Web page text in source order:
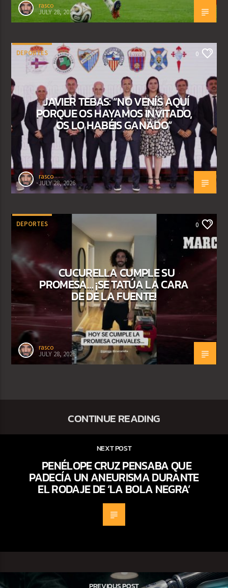
rasco
JULY 28, 2026
DEPORTES 0
JAVIER TEBAS: “NO VENÍS AQUÍ
PORQUE OS HAYAMOS INVITADO,
OS LO HABÉIS GANADO”
rasco
JULY 28, 2026
DEPORTES 0
CUCURELLA CUMPLE SU
PROMESA… ¡SE TATÚA LA CARA
DE DE LA FUENTE!
rasco
JULY 28, 2026
CONTINUE READING
NEXT POST
PENÉLOPE CRUZ PENSABA QUE
PADECÍA UN ANEURISMA DURANTE
EL RODAJE DE ‘LA BOLA NEGRA’
PREVIOUS POST